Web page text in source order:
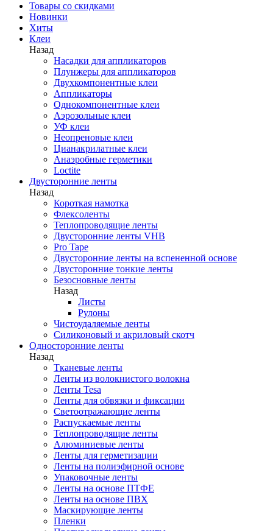
Товары со скидками
Новинки
Хиты
Клеи
Назад
Насадки для аппликаторов
Плунжеры для аппликаторов
Двухкомпонентные клеи
Аппликаторы
Однокомпонентные клеи
Аэрозольные клеи
УФ клеи
Неопреновые клеи
Цианакрилатные клеи
Анаэробные герметики
Loctite
Двусторонние ленты
Назад
Короткая намотка
Флексоленты
Теплопроводящие ленты
Двусторонние ленты VHB
Pro Tape
Двусторонние ленты на вспененной основе
Двусторонние тонкие ленты
Безосновные ленты
Назад
Листы
Рулоны
Чистоудаляемые ленты
Силиконовый и акриловый скотч
Односторонние ленты
Назад
Тканевые ленты
Ленты из волокнистого волокна
Ленты Tesa
Ленты для обвязки и фиксации
Светоотражающие ленты
Распускаемые ленты
Теплопроводящие ленты
Алюминиевые ленты
Ленты для герметизации
Ленты на полиэфирной основе
Упаковочные ленты
Ленты на основе ПТФЕ
Ленты на основе ПВХ
Маскирующие ленты
Пленки